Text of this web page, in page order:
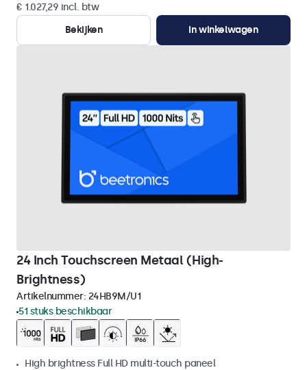
€ 1.027,29 incl. btw
Bekijken
In winkelwagen
24 Inch Touchscreen Metaal (High-
Brightness)
Artikelnummer: 24HB9M/U1
51 stuks beschikbaar
High brightness Full HD multi-touch paneel